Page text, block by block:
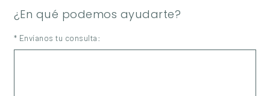
¿En qué podemos ayudarte?
* Envíanos tu consulta: